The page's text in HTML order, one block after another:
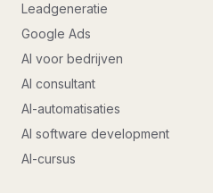
Leadgeneratie
Google Ads
AI voor bedrijven
AI consultant
AI-automatisaties
AI software development
AI-cursus